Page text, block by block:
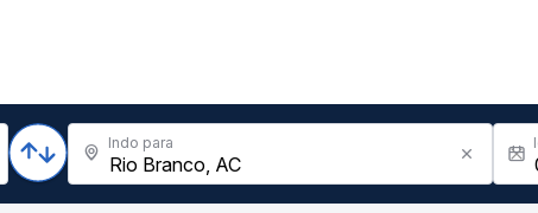
Indo para